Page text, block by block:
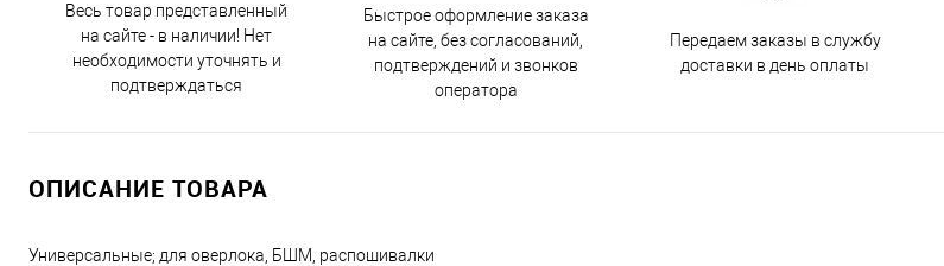
Весь товар представленный
на сайте - в наличии! Нет
необходимости уточнять и
подтверждаться
Быстрое оформление заказа
на сайте, без согласований,
подтверждений и звонков
оператора
Передаем заказы в службу
доставки в день оплаты
ОПИСАНИЕ ТОВАРА
Универсальные; для оверлока, БШМ, распошивалки